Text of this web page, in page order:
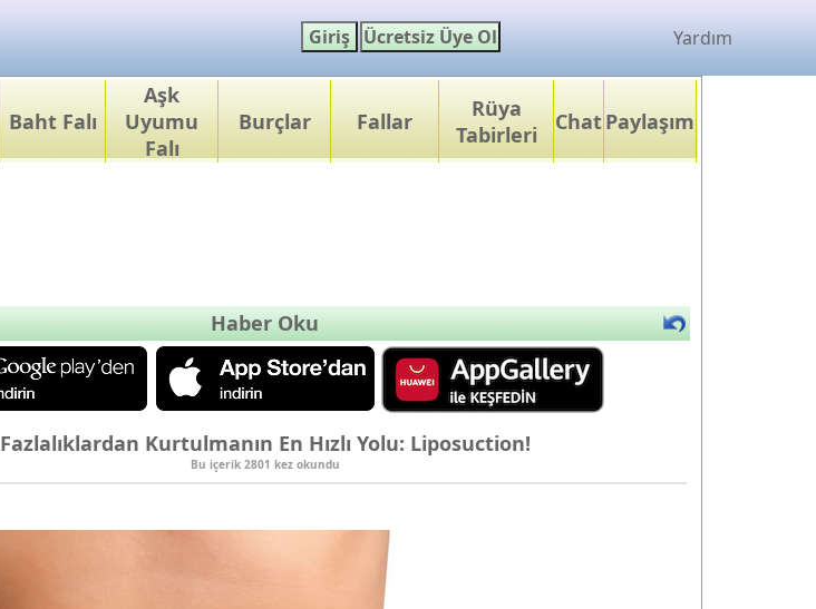
Yardım
Baht Falı
Aşk
Uyumu
Falı
Burçlar Fallar
Rüya
Tabirleri
ChatPaylaşım
Haber Oku
Fazlalıklardan Kurtulmanın En Hızlı Yolu: Liposuction!
Bu içerik 2801 kez okundu